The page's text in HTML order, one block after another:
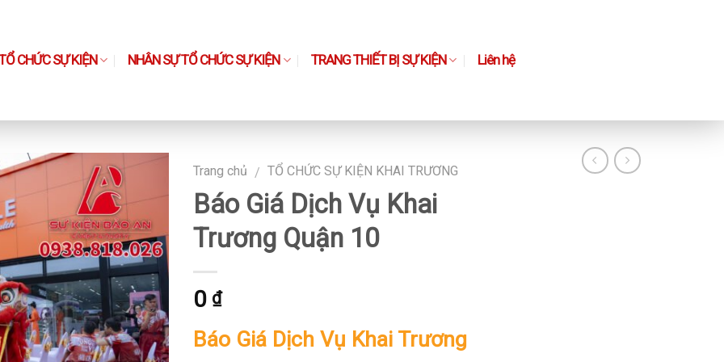
CHỨC SỰ KIỆN NHÂN SỰ TỔ CHỨC SỰ KIỆN TRANG THIẾT BỊ SỰ KIỆN Liên hệ
Trang chủ / TỔ CHỨC SỰ KIỆN KHAI TRƯƠNG
Báo Giá Dịch Vụ Khai
Trương Quận 10
0 ₫
Báo Giá Dịch Vụ Khai Trương